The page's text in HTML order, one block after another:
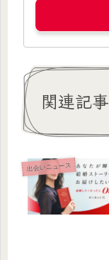
関連記事
出会いニュース